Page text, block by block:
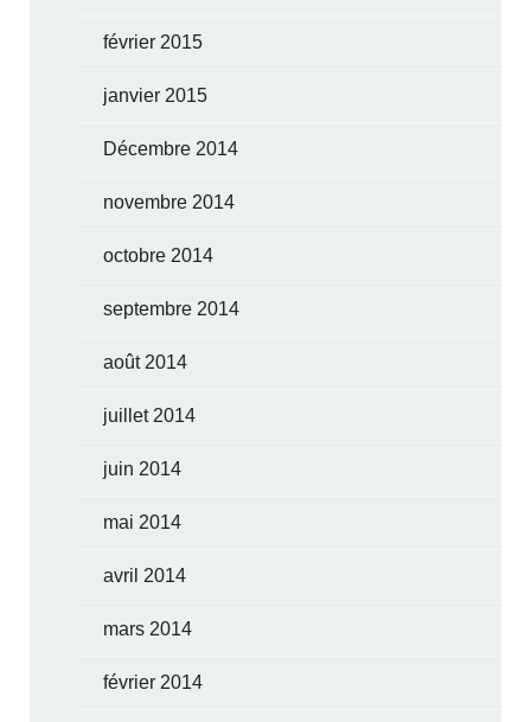
février 2015
janvier 2015
Décembre 2014
novembre 2014
octobre 2014
septembre 2014
août 2014
juillet 2014
juin 2014
mai 2014
avril 2014
mars 2014
février 2014